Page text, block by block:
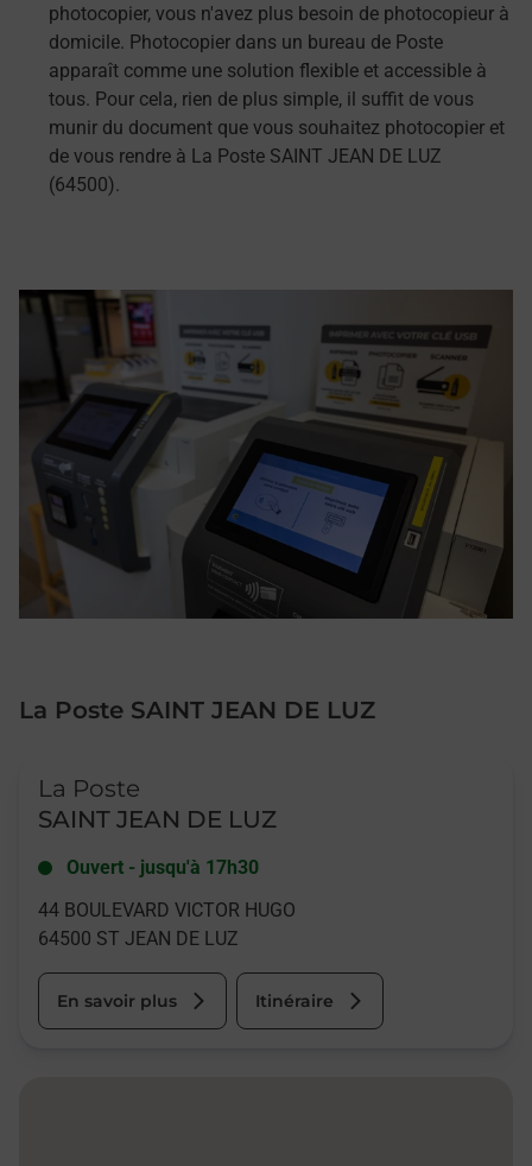
photocopier, vous n'avez plus besoin de photocopieur à
domicile. Photocopier dans un bureau de Poste
apparaît comme une solution flexible et accessible à
tous. Pour cela, rien de plus simple, il suffit de vous
munir du document que vous souhaitez photocopier et
de vous rendre à La Poste SAINT JEAN DE LUZ
(64500).
La Poste SAINT JEAN DE LUZ
La Poste
SAINT JEAN DE LUZ
Ouvert - jusqu'à 17h30
44 BOULEVARD VICTOR HUGO
64500 ST JEAN DE LUZ
En savoir plus Itinéraire